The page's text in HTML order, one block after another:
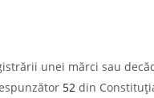
unei mărci sau
52 din